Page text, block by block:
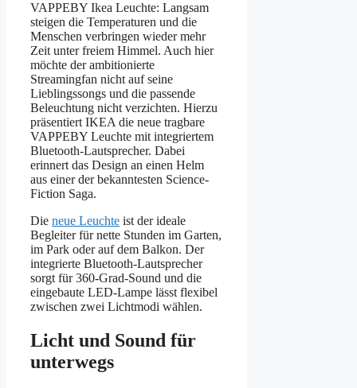
VAPPEBY Ikea Leuchte: Langsam
steigen die Temperaturen und die
Menschen verbringen wieder mehr
Zeit unter freiem Himmel. Auch hier
möchte der ambitionierte
Streamingfan nicht auf seine
Lieblingssongs und die passende
Beleuchtung nicht verzichten. Hierzu
präsentiert IKEA die neue tragbare
VAPPEBY Leuchte mit integriertem
Bluetooth-Lautsprecher. Dabei
erinnert das Design an einen Helm
aus einer der bekanntesten Science-
Fiction Saga.
Die neue Leuchte ist der ideale
Begleiter für nette Stunden im Garten,
im Park oder auf dem Balkon. Der
integrierte Bluetooth-Lautsprecher
sorgt für 360-Grad-Sound und die
eingebaute LED-Lampe lässt flexibel
zwischen zwei Lichtmodi wählen.
Licht und Sound für
unterwegs